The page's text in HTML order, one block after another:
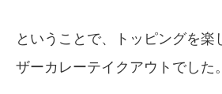
ということで、トッピングを楽
ザーカレーテイクアウトでした。